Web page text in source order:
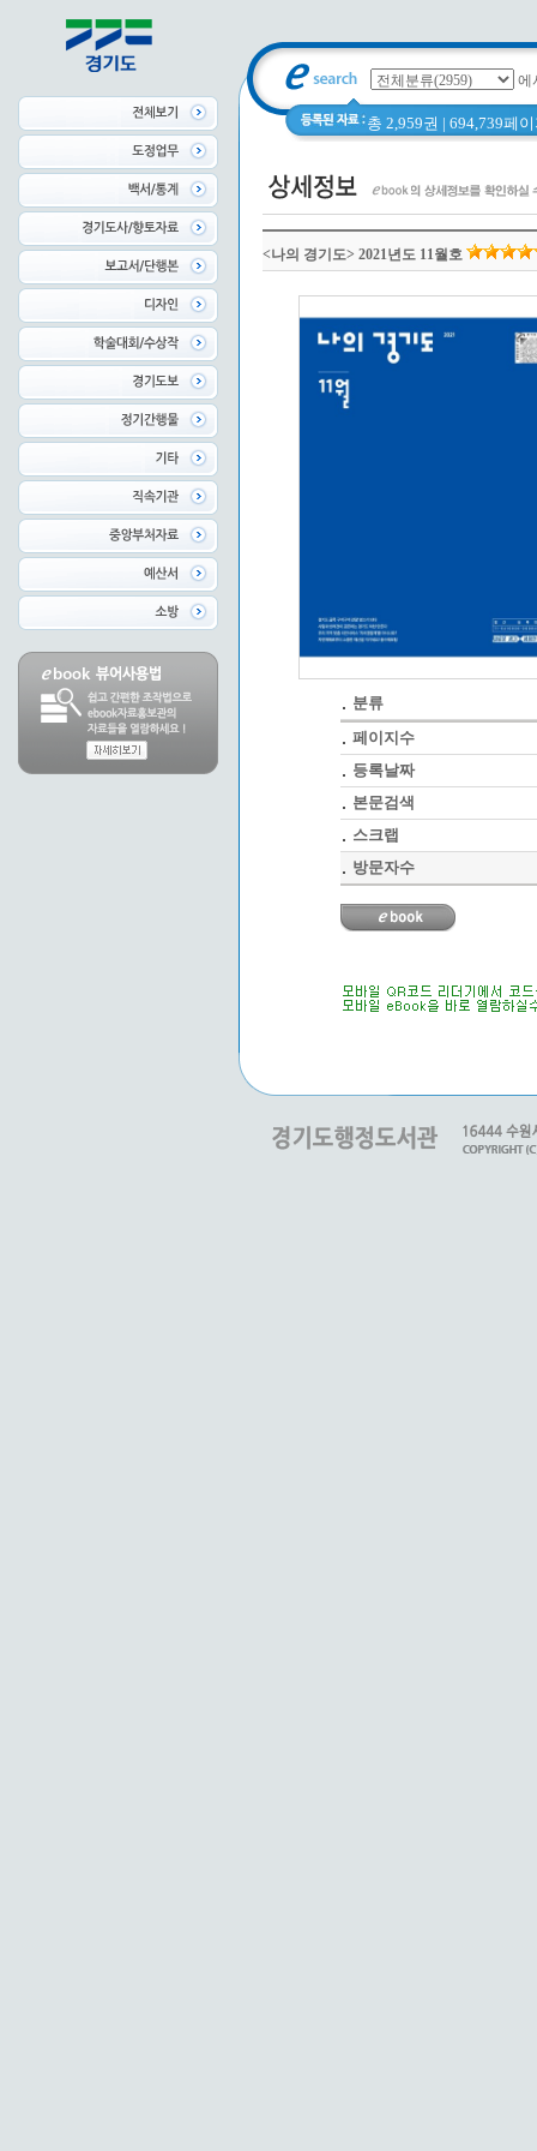
에
총 2,959권 | 694,739페
<나의 경기도> 2021년도 11월호
분류
페이지수
등록날짜
본문검색
스크랩
방문자수